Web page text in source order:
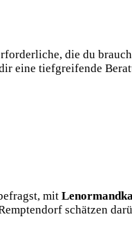
die du
eine tiefgreifende
mit
schätzen